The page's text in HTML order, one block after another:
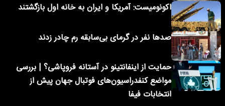
اکونومیست: آمریکا و ایران به خانه اول بازگشتند
صدها نفر در گرمای بی‌سابقه رم چادر زدند
حمایت از اینفانتینو در آستانه فروپاشی؟ | بررسی
مواضع کنفدراسیون‌های فوتبال جهان پیش از
انتخابات فیفا